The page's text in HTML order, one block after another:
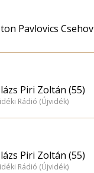
Pavlovics Csehov
Piri Zoltán (55)
Rádió (Újvidék)
Piri Zoltán (55)
Rádió (Újvidék)